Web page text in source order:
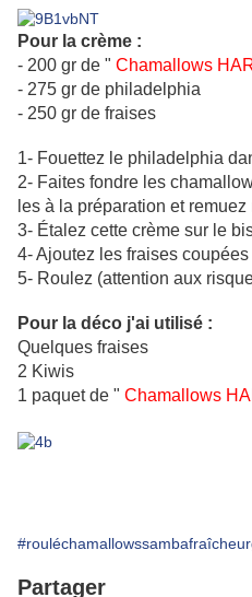
Pour la crème :
- 200 gr de " Chamallows
- 275 gr de philadelphia
- 250 gr de fraises
1- Fouettez le philadelphia
2- Faites fondre les
les à la préparation et remuez
3- Étalez cette crème sur le
4- Ajoutez les fraises
5- Roulez (attention aux
Pour la déco j'ai utilisé :
Quelques fraises
2 Kiwis
1 paquet de " Chamallows
Partager